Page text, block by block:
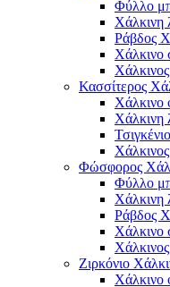
Φύλλο
Χάλκινη
Ράβδος
Χάλκινο
Κασσίτερος
Χάλκινο
Χάλκινη
Φώσφορος
Φύλλο
Χάλκινη
Ράβδος
Ζιρκόνιο
Χάλκινο